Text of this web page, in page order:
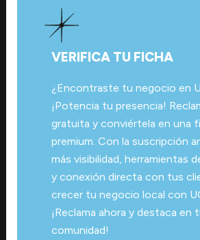
VERIFICA TU FICHA
¿Encontraste tu negocio en
¡Potencia tu presencia!
gratuita y conviértela en una
premium. Con la suscripción
más visibilidad, herramientas
y conexión directa con tus
crecer tu negocio local con
¡Reclama ahora y destaca en
comunidad!